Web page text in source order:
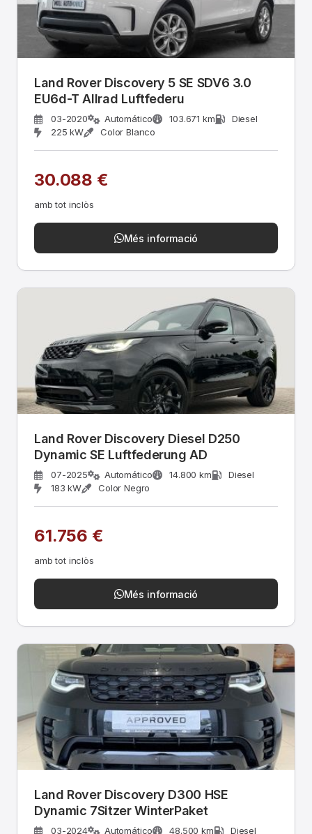
Land Rover Discovery 5 SE SDV6 3.0
EU6d-T Allrad Luftfederu
03-2020 Automático 103.671 km
Diesel
225 kW
Color Blanco
30.088 €
amb tot inclòs
Més informació
Land Rover Discovery Diesel D250
Dynamic SE Luftfederung AD
07-2025 Automático 14.800 km
Diesel
183 kW
Color Negro
61.756 €
amb tot inclòs
Més informació
Land Rover Discovery D300 HSE
Dynamic 7Sitzer WinterPaket
03-2024 Automático 48.500 km
Diesel